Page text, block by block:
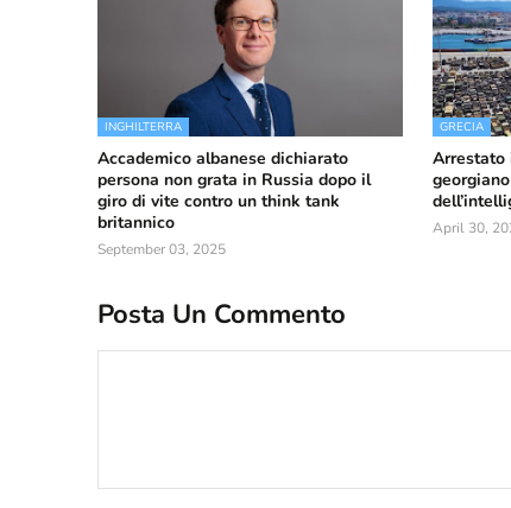
INGHILTERRA
Accademico albanese dichiarato
persona non grata in Russia dopo il
giro di vite contro un think tank
britannico
September 03, 2025
GRECIA
Arrestato
April 30,
Posta Un Commento